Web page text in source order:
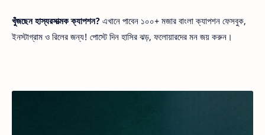
খুঁজছেন হাস্যরসাত্মক ক্যাপশন? এখানে পাবেন ১০০+ মজার বাংলা ক্যাপশন ফেসবুক,
ইনস্টাগ্রাম ও রিলের জন্য! পোস্টে দিন হাসির ঝড়, ফলোয়ারদের মন জয় করুন।